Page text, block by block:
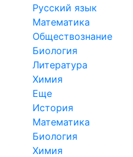
Русский язык
Математика
Обществознание
Биология
Литература
Химия
Еще
История
Математика
Биология
Химия